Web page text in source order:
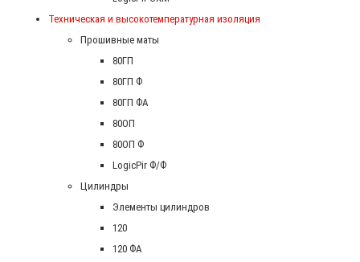
Техническая и высокотемпературная изоляция
Прошивные маты
80ГП
80ГП Ф
80ГП ФА
80ОП
80ОП Ф
LogicPir Ф/Ф
Цилиндры
Элементы цилиндров
120
120 ФА